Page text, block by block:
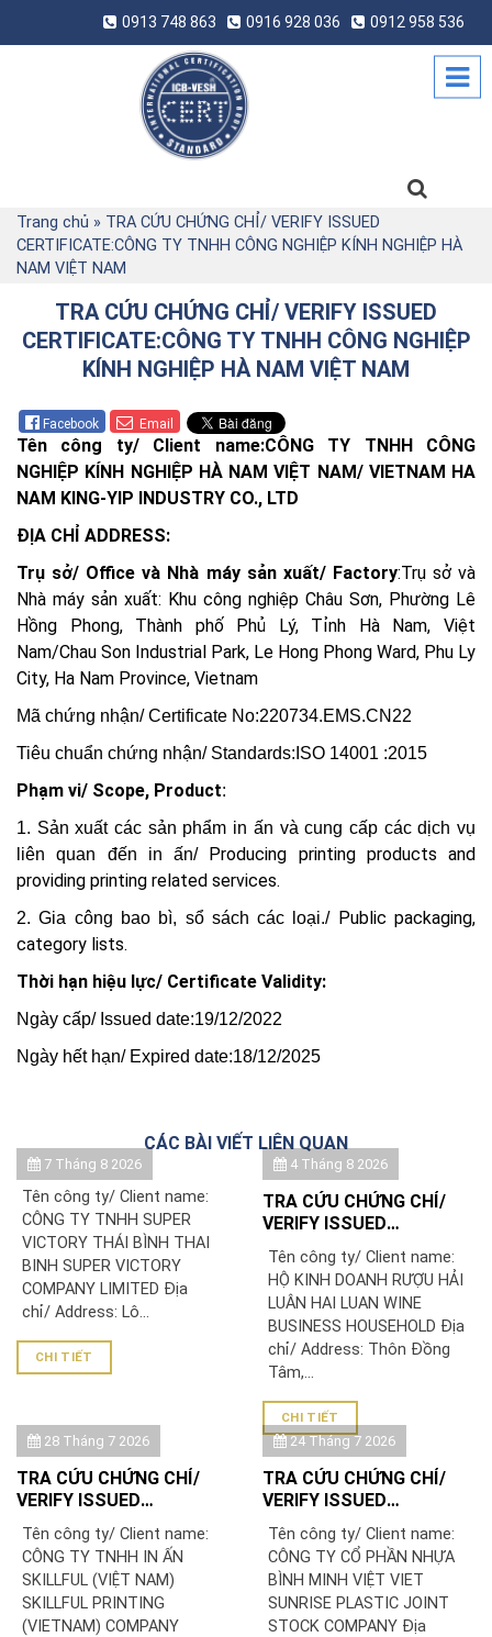
0913 748 863 0916 928 036 0912 958 536
Trang chủ » TRA CỨU CHỨNG CHỈ/ VERIFY ISSUED
CERTIFICATE:CÔNG TY TNHH CÔNG NGHIỆP KÍNH NGHIỆP HÀ
NAM VIỆT NAM
TRA CỨU CHỨNG CHỈ/ VERIFY ISSUED
CERTIFICATE:CÔNG TY TNHH CÔNG NGHIỆP
KÍNH NGHIỆP HÀ NAM VIỆT NAM
Facebook Email
Tên công ty/ Client name:CÔNG TY TNHH CÔNG
NGHIỆP KÍNH NGHIỆP HÀ NAM VIỆT NAM/ VIETNAM HA
NAM KING-YIP INDUSTRY CO., LTD
ĐỊA CHỈ ADDRESS:
Trụ sở/ Office và Nhà máy sản xuất/ Factory:Trụ sở và
Nhà máy sản xuất: Khu công nghiệp Châu Sơn, Phường Lê
Hồng Phong, Thành phố Phủ Lý, Tỉnh Hà Nam, Việt
Nam/Chau Son Industrial Park, Le Hong Phong Ward, Phu Ly
City, Ha Nam Province, Vietnam
Mã chứng nhận/ Certificate No:220734.EMS.CN22
Tiêu chuẩn chứng nhận/ Standards:ISO 14001 :2015
Phạm vi/ Scope, Product:
1. Sản xuất các sản phẩm in ấn và cung cấp các dịch vụ
liên quan đến in ấn/ Producing printing products and
providing printing related services.
2. Gia công bao bì, sổ sách các loại./ Public packaging,
category lists.
Thời hạn hiệu lực/ Certificate Validity:
Ngày cấp/ Issued date:19/12/2022
Ngày hết hạn/ Expired date:18/12/2025
CÁC BÀI VIẾT LIÊN QUAN
7 Tháng 8 2026
Tên công ty/ Client name:
CÔNG TY TNHH SUPER
VICTORY THÁI BÌNH THAI
BINH SUPER VICTORY
COMPANY LIMITED Địa
chỉ/ Address: Lô...
CHI TIẾT
4 Tháng 8 2026
TRA CỨU CHỨNG CHỈ/
VERIFY ISSUED
DOANH RƯỢU HẢI LUÂN
Tên công ty/ Client name:
HỘ KINH DOANH RƯỢU HẢI
LUÂN HAI LUAN WINE
BUSINESS HOUSEHOLD Địa
chỉ/ Address: Thôn Đồng
Tâm,...
CHI TIẾT
28 Tháng 7 2026
TRA CỨU CHỨNG CHỈ/
VERIFY ISSUED
TNHH IN ẤN SKILLFUL
(VIỆT NAM)/ SKILLFUL
PRINTING (VIETNAM)
COMPANY LIMITED
Tên công ty/ Client name:
CÔNG TY TNHH IN ẤN
SKILLFUL (VIỆT NAM)
SKILLFUL PRINTING
(VIETNAM) COMPANY
24 Tháng 7 2026
TRA CỨU CHỨNG CHỈ/
VERIFY ISSUED
CỔ PHẦN NHỰA BÌNH
MINH VIỆT
Tên công ty/ Client name:
CÔNG TY CỔ PHẦN NHỰA
BÌNH MINH VIỆT VIET
SUNRISE PLASTIC JOINT
STOCK COMPANY Địa